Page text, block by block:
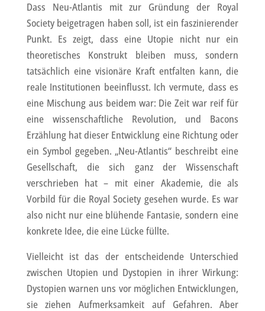
Dass Neu-Atlantis mit zur Gründung der Royal
Society beigetragen haben soll, ist ein faszinierender
Punkt. Es zeigt, dass eine Utopie nicht nur ein
theoretisches Konstrukt bleiben muss, sondern
tatsächlich eine visionäre Kraft entfalten kann, die
reale Institutionen beeinflusst. Ich vermute, dass es
eine Mischung aus beidem war: Die Zeit war reif für
eine wissenschaftliche Revolution, und Bacons
Erzählung hat dieser Entwicklung eine Richtung oder
ein Symbol gegeben. „Neu-Atlantis“ beschreibt eine
Gesellschaft, die sich ganz der Wissenschaft
verschrieben hat – mit einer Akademie, die als
Vorbild für die Royal Society gesehen wurde. Es war
also nicht nur eine blühende Fantasie, sondern eine
konkrete Idee, die eine Lücke füllte.
Vielleicht ist das der entscheidende Unterschied
zwischen Utopien und Dystopien in ihrer Wirkung:
Dystopien warnen uns vor möglichen Entwicklungen,
sie ziehen Aufmerksamkeit auf Gefahren. Aber